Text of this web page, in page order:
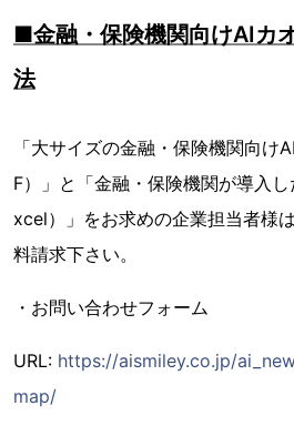
■金融・保険機関向けAIカ
法
「大サイズの金融・保険機関向け
F）」と「金融・保険機関が導入
xcel）」をお求めの企業担当者様
料請求下さい。
・お問い合わせフォーム
URL: https://aismiley.co.jp/
map/